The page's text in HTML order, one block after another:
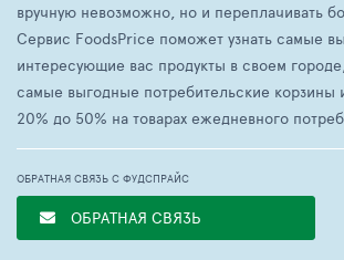
вручную невозможно, но и переплачивать
Сервис FoodsPrice поможет узнать самые
интересующие вас продукты в своем
самые выгодные потребительские корзины
20% до 50% на товарах ежедневного
ОБРАТНАЯ СВЯЗЬ С ФУДСПРАЙС
ОБРАТНАЯ СВЯЗЬ